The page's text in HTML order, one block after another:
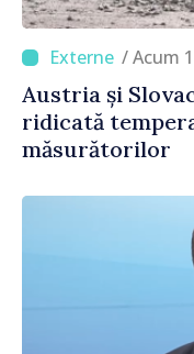
/ Acum
Austria și
ridicată
măsurătorilor